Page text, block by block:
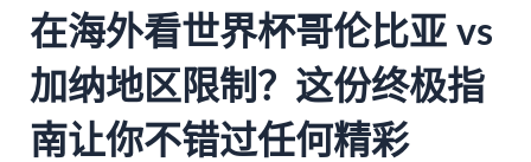
在海外看世界杯哥伦比亚 vs
加纳地区限制？这份终极指
南让你不错过任何精彩